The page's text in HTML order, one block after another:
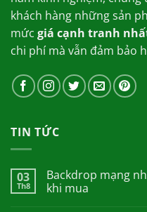
khách hàng những sản
mức giá cạnh tranh
chi phí mà vẫn đảm bảo
TIN TỨC
03
Th8
Backdrop mạng
khi mua